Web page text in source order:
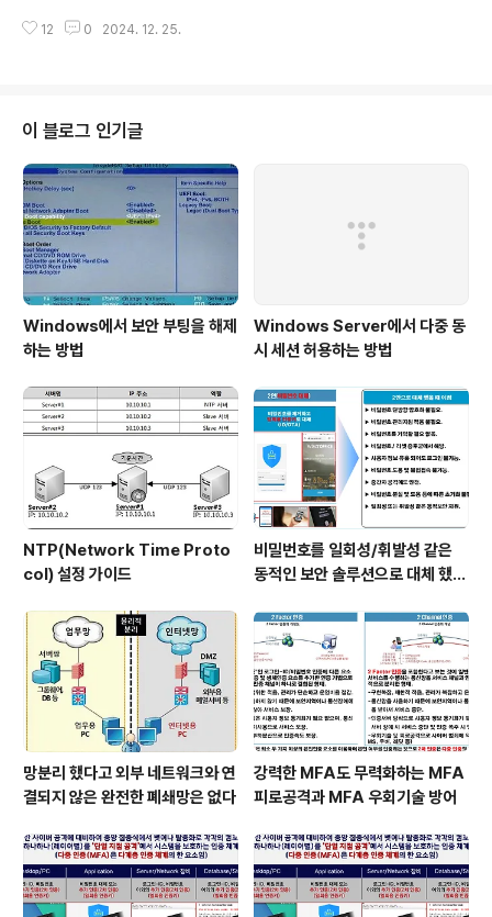
다. 이에 과학기술정보통신부와 한국인터넷진흥원(KISA)
치, 2차 인증(추가 인증), 최소권한 원칙 준수"이다. 주요
있는 2차 인증 솔루션이다. 보안을 강화하기 위한 2차 인
증 적용 순서는 첫째 운영체제(OS), 둘째 관리자 계정이나
관리 콘솔, 셋째 일반 사용자 계정이다. 기본 보안정책만 지
켜도 대부분의 사이버공격은 막을 수 있다. "망분리 했다고
해커들의 침투를 100% 막을 수 없다"는 걸 인정하고, "..
12 0 2024. 12. 25.
이 블로그 인기글
Windows에서 보안 부팅을 해제
하는 방법
Windows Server에서 다중 동
시 세션 허용하는 방법
NTP(Network Time Proto
col) 설정 가이드
비밀번호를 일회성/휘발성 같은
동적인 보안 솔루션으로 대체 했을
망분리 했다고 외부 네트워크와 연
결되지 않은 완전한 폐쇄망은 없다
강력한 MFA도 무력화하는 MFA
피로공격과 MFA 우회기술 방어